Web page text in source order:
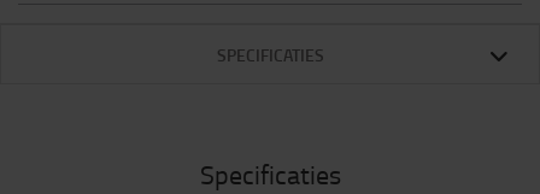
SPECIFICATIES
Specificaties